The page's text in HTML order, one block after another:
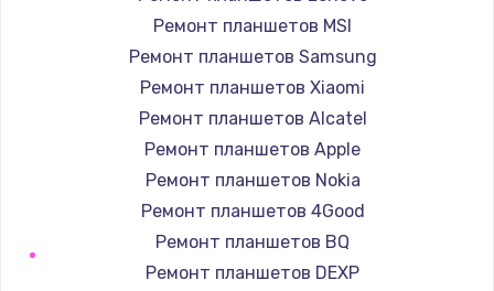
Замена голосового динамика
Заказать
Заказать
Ремонт планшетов MSI
Ремонт планшетов Samsung
Ремонт планшетов Xiaomi
Ремонт планшетов Alcatel
Ремонт планшетов Apple
Ремонт планшетов Nokia
Ремонт планшетов 4Good
Ремонт планшетов BQ
Ремонт планшетов DEXP